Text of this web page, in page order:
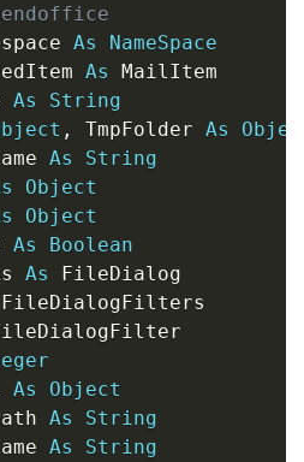
As
NameSpace
As
As
String
, TmpFolder As
As
String
Object
Object
As
Boolean
As
As
Object
As
String
As
String